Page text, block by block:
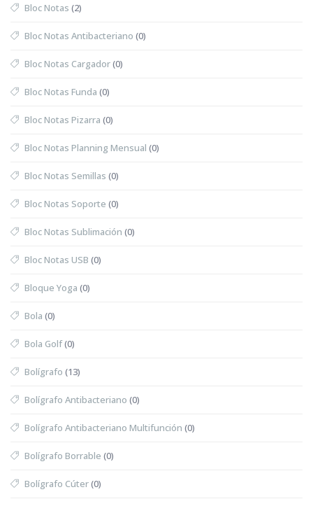
Bloc Notas (2)
Bloc Notas Antibacteriano (0)
Bloc Notas Cargador(0)
Bloc Notas Funda (0)
Bloc Notas Pizarra (0)
Bloc Notas Planning Mensual (0)
Bloc Notas Semillas (0)
Bloc Notas Soporte (0)
Bloc Notas Sublimación (0)
Bloc Notas USB (0)
Bloque Yoga (0)
Bola (0)
Bola Golf(0)
Bolígrafo (13)
Bolígrafo Antibacteriano (0)
Bolígrafo Antibacteriano Multifunción (0)
Bolígrafo Borrable (0)
Bolígrafo Cúter(0)